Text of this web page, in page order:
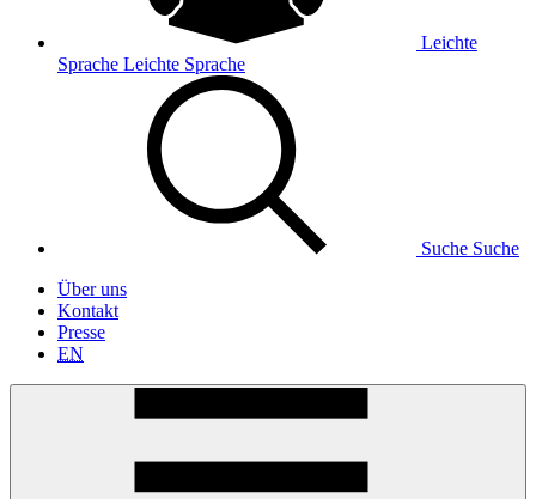
Leichte
Sprache Leichte Sprache
Suche Suche
Über uns
Kontakt
Presse
EN